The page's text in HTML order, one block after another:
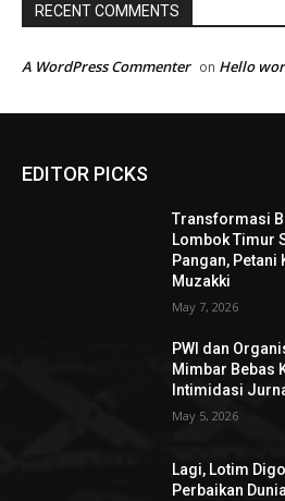
RECENT COMMENTS
A WordPress Commenter on Hello
EDITOR PICKS
Transformasi
Lombok Timur
Pangan, Petani
Muzakki
May 7, 2026
PWI dan
Mimbar Bebas
Intimidasi
May 5, 2026
Lagi, Lotim
Perbaikan